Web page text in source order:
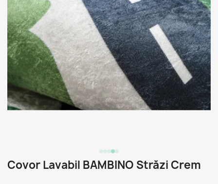
Covor Lavabil BAMBINO Străzi Crem